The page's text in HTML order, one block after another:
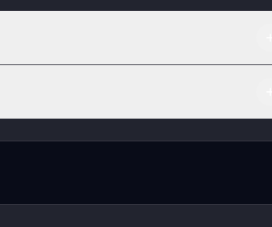
Knowunity Premium, che consente di studiare